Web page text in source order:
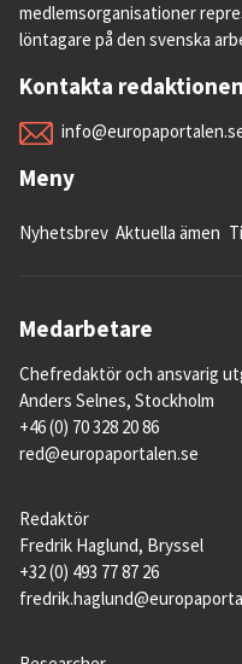
medlemsorganisationer
löntagare på den svenska
Kontakta redaktionen
Meny
Nyhetsbrev Aktuella ämen
Medarbetare
Chefredaktör och ansvarig
Anders Selnes, Stockholm
+46 (0) 70 328 20 86
red@europaportalen.se
Redaktör
Fredrik Haglund, Bryssel
+32 (0) 493 77 87 26